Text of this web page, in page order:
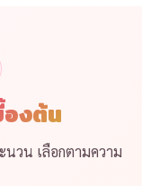
องต้น
วน เลือกตามความ